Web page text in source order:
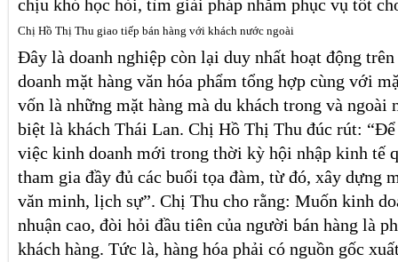
chịu khó học hỏi, tìm giải pháp nhằm phục vụ tốt
Chị Hồ Thị Thu giao tiếp bán hàng với khách nước ngoài
Đây là doanh nghiệp còn lại duy nhất hoạt động
doanh mặt hàng văn hóa phẩm tổng hợp cùng với
vốn là những mặt hàng mà du khách trong và ngoài
biệt là khách Thái Lan. Chị Hồ Thị Thu đúc rút:
việc kinh doanh mới trong thời kỳ hội nhập kinh tế
tham gia đầy đủ các buổi tọa đàm, từ đó, xây dựng
văn minh, lịch sự”. Chị Thu cho rằng: Muốn kinh
nhuận cao, đòi hỏi đầu tiên của người bán hàng là
khách hàng. Tức là, hàng hóa phải có nguồn gốc